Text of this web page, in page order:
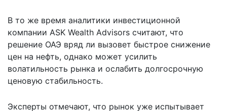
В то же время аналитики инвестиционной
компании ASK Wealth Advisors считают, что
решение ОАЭ вряд ли вызовет быстрое снижение
цен на нефть, однако может усилить
волатильность рынка и ослабить долгосрочную
ценовую стабильность.
Эксперты отмечают, что рынок уже испытывает